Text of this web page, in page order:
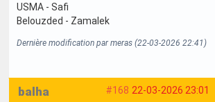
USMA - Safi
Belouzded - Zamalek
Dernière modification par meras (22-03-2026 22:41)
#168 22-03-2026 23:01
balha